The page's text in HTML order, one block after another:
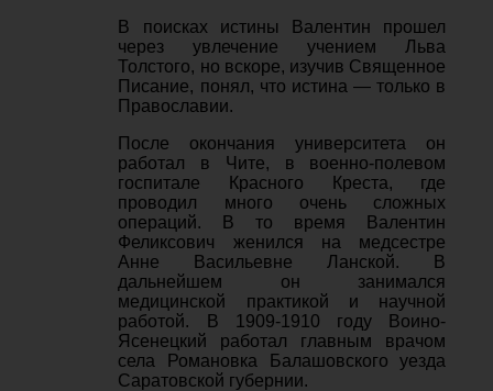
В поисках истины Валентин прошел
через увлечение учением Льва
Толстого, но вскоре, изучив Священное
Писание, понял, что истина — только в
Православии.
После окончания университета он
работал в Чите, в военно-полевом
госпитале Красного Креста, где
проводил много очень сложных
операций. В то время Валентин
Феликсович женился на медсестре
Анне Васильевне Ланской. В
дальнейшем он занимался
медицинской практикой и научной
работой. В 1909-1910 году Воино-
Ясенецкий работал главным врачом
села Романовка Балашовского уезда
Саратовской губернии.